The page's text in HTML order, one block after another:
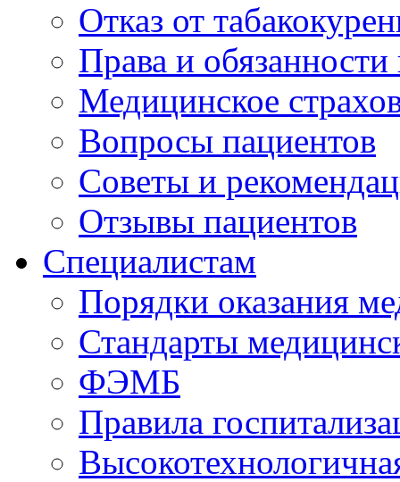
Отказ от
Права и
Медицинское
Вопросы пациентов
Советы и
Отзывы пациентов
Специалистам
Порядки оказания
Стандарты
ФЭМБ
Правила